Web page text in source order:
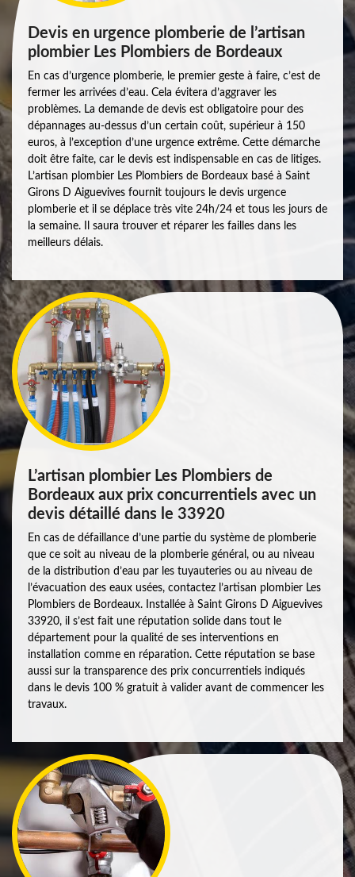
Devis en urgence plomberie de l’artisan
plombier Les Plombiers de Bordeaux
En cas d’urgence plomberie, le premier geste à faire, c’est de
fermer les arrivées d’eau. Cela évitera d’aggraver les
problèmes. La demande de devis est obligatoire pour des
dépannages au-dessus d’un certain coût, supérieur à 150
euros, à l’exception d’une urgence extrême. Cette démarche
doit être faite, car le devis est indispensable en cas de litiges.
L’artisan plombier Les Plombiers de Bordeaux basé à Saint
Girons D Aiguevives fournit toujours le devis urgence
plomberie et il se déplace très vite 24h/24 et tous les jours de
la semaine. Il saura trouver et réparer les failles dans les
meilleurs délais.
L’artisan plombier Les Plombiers de
Bordeaux aux prix concurrentiels avec un
devis détaillé dans le 33920
En cas de défaillance d’une partie du système de plomberie
que ce soit au niveau de la plomberie général, ou au niveau
de la distribution d’eau par les tuyauteries ou au niveau de
l’évacuation des eaux usées, contactez l’artisan plombier Les
Plombiers de Bordeaux. Installée à Saint Girons D Aiguevives
33920, il s’est fait une réputation solide dans tout le
département pour la qualité de ses interventions en
installation comme en réparation. Cette réputation se base
aussi sur la transparence des prix concurrentiels indiqués
dans le devis 100 % gratuit à valider avant de commencer les
travaux.